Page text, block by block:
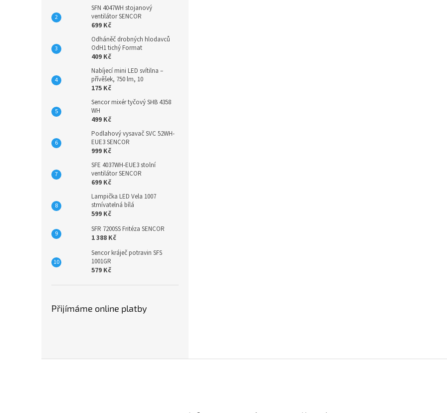
SFN 4047WH stojanový
ventilátor SENCOR
699 Kč
Odháněč drobných hlodavců
OdH1 tichý Format
409 Kč
Nabíjecí mini LED svítilna –
přívěšek, 750 lm, 10
175 Kč
Sencor mixér tyčový SHB 4358
WH
499 Kč
Podlahový vysavač SVC 52WH-
EUE3 SENCOR
999 Kč
SFE 4037WH-EUE3 stolní
ventilátor SENCOR
699 Kč
Lampička LED Vela 1007
stmívatelná bílá
599 Kč
SFR 7200SS Fritéza SENCOR
1 388 Kč
Sencor kráječ potravin SFS
1001GR
579 Kč
Přijímáme online platby